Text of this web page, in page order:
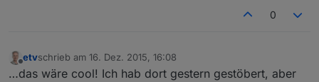
0
Offline
etvschrieb am 16. Dez. 2015, 16:08
zuletzt editiert von
…das wäre cool! Ich hab dort gestern gestöbert, aber